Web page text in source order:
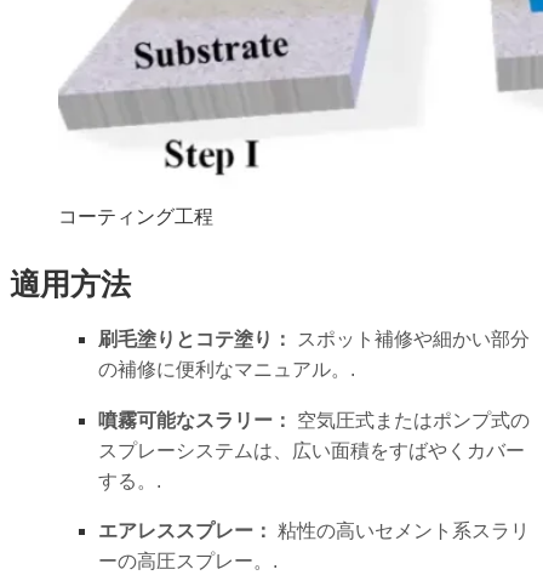
コーティング工程
適用方法
刷毛塗りとコテ塗り：
スポット補修や細かい部分
の補修に便利なマニュアル。.
噴霧可能なスラリー：
空気圧式またはポンプ式の
スプレーシステムは、広い面積をすばやくカバー
する。.
エアレススプレー： 粘性の高いセメント系スラリ
ーの高圧スプレー。.